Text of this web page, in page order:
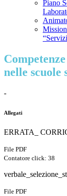
Piano
nelle scuole
-
Allegati
ERRATA_
File PDF
Contatore click: 38
File PDF